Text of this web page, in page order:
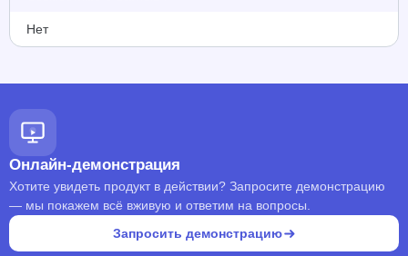
Нет
Онлайн-демонстрация
Хотите увидеть продукт в действии? Запросите демонстрацию
— мы покажем всё вживую и ответим на вопросы.
Запросить демонстрацию